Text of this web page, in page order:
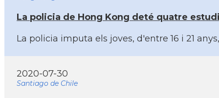
La policia de Hong Kong deté quatre
La policia imputa els joves, d'entre 16 i 21
2020-07-30
Santiago de Chile